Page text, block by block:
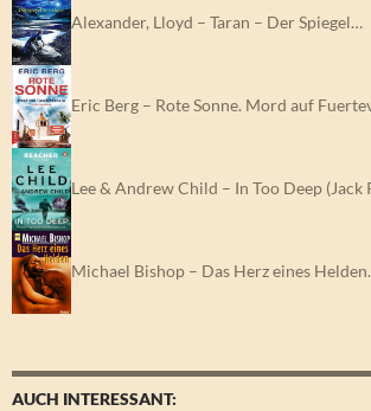
Alexander, Lloyd – Taran – Der Spiegel…
Eric Berg – Rote Sonne. Mord auf
Lee & Andrew Child – In Too Deep (Jack
Michael Bishop – Das Herz eines
AUCH INTERESSANT: